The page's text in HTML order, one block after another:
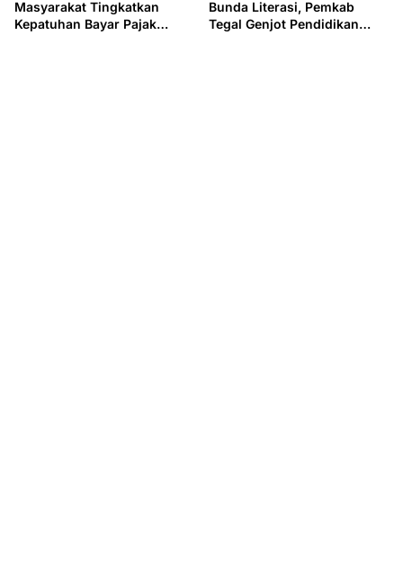
Masyarakat Tingkatkan
Kepatuhan Bayar Pajak
Bunda Literasi, Pemkab
Tegal Genjot Pendidikan